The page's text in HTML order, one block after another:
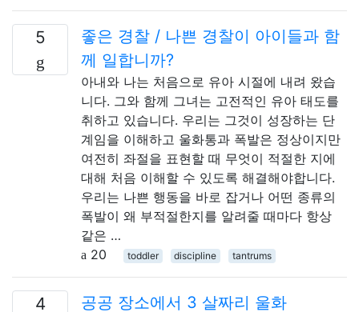
5
좋은 경찰 / 나쁜 경찰이 아이들과 함
께 일합니까?
아내와 나는 처음으로 유아 시절에 내려 왔습
니다. 그와 함께 그녀는 고전적인 유아 태도를
취하고 있습니다. 우리는 그것이 성장하는 단
계임을 이해하고 울화통과 폭발은 정상이지만
여전히 좌절을 표현할 때 무엇이 ​​적절한 지에
대해 처음 이해할 수 있도록 해결해야합니다.
우리는 나쁜 행동을 바로 잡거나 어떤 종류의
폭발이 왜 부적절한지를 알려줄 때마다 항상
같은 …
20
toddler discipline tantrums
4 공공 장소에서 3 살짜리 울화